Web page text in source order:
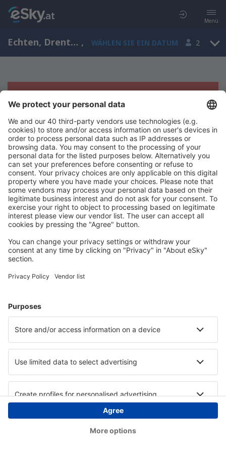
Menü
Echten, Drenthe, Niederlande , WÄHLEN SIE EIN DATUM 2
Es tut uns leid, wir können keine
Ergebnisse aufzeigen
Bitte starten Sie Ihre Suche erneut mit anderen Suchkriterien.
Copyright © eSky.at. Alle Rechte vorbehalten.